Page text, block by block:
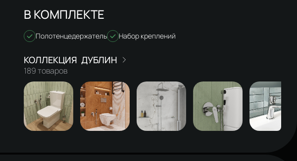
В КОМПЛЕКТЕ
Полотенцедержатель Набор креплений
ДУБЛИН
189 товаров